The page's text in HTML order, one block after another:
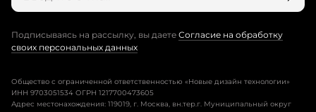
Подписываясь на рассылку, вы даете Согласие на обработку
своих персональных данных
Общество с ограниченной ответственностью «Новые дизайн технологии»
ИНН 9703051534 ОГРН 1217700473605
Адрес местонахождения: 119019, г. Москва, вн.тер.г. Муниципальный округ